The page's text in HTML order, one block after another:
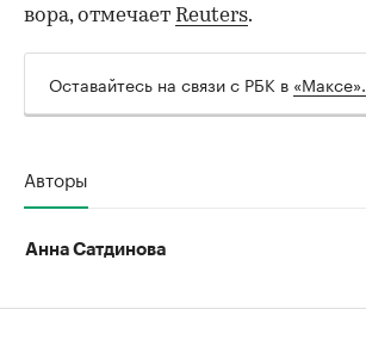
вора, отмечает Reuters.
Оставайтесь на связи с РБК в «Максе».
Авторы
Анна Сатдинова